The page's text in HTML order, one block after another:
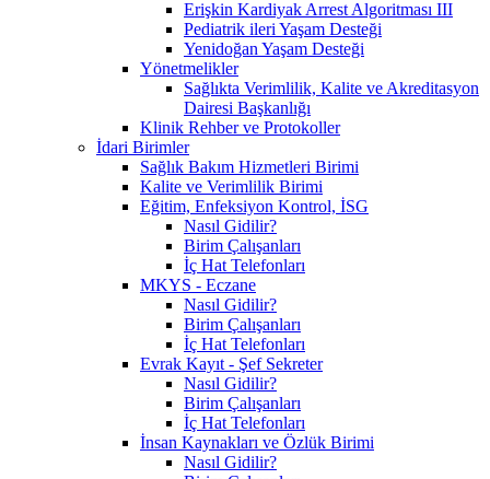
Erişkin Kardiyak Arrest Algoritması III
Pediatrik ileri Yaşam Desteği
Yenidoğan Yaşam Desteği
Yönetmelikler
Sağlıkta Verimlilik, Kalite ve Akreditasyon
Dairesi Başkanlığı
Klinik Rehber ve Protokoller
İdari Birimler
Sağlık Bakım Hizmetleri Birimi
Kalite ve Verimlilik Birimi
Eğitim, Enfeksiyon Kontrol, İSG
Nasıl Gidilir?
Birim Çalışanları
İç Hat Telefonları
MKYS - Eczane
Nasıl Gidilir?
Birim Çalışanları
İç Hat Telefonları
Evrak Kayıt - Şef Sekreter
Nasıl Gidilir?
Birim Çalışanları
İç Hat Telefonları
İnsan Kaynakları ve Özlük Birimi
Nasıl Gidilir?